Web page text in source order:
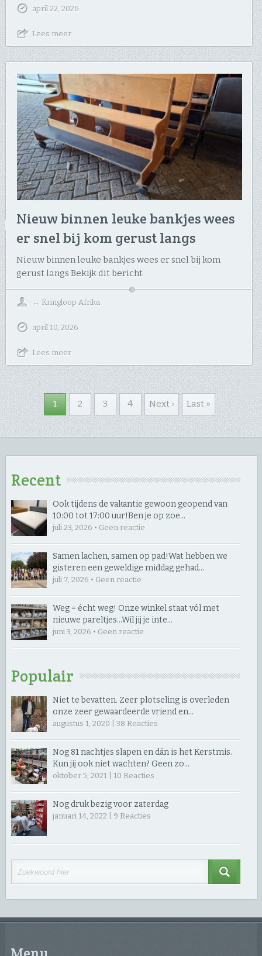
april 22, 2026
Lees meer
Nieuw binnen leuke bankjes wees
er snel bij kom gerust langs
Nieuw binnen leuke bankjes wees er snel bij kom
gerust langs Bekijk dit bericht
↔ Kringloop Afrika
april 10, 2026
Lees meer
1 2 3 4 Next › Last »
Recent
Ook tijdens de vakantie gewoon geopend van
10:00 tot 17:00 uur! ​Ben je op zoe…
juli 23, 2026 • Geen reactie
Samen lachen, samen op pad! ​Wat hebben we
gisteren een geweldige middag gehad…
juli 7, 2026 • Geen reactie
Weg = écht weg! Onze winkel staat vól met
nieuwe pareltjes… ​Wil jij je inte…
juni 3, 2026 • Geen reactie
Populair
Niet te bevatten. Zeer plotseling is overleden
onze zeer gewaardeerde vriend en…
augustus 1, 2020 | 38 Reacties
Nog 81 nachtjes slapen en dán is het Kerstmis.
Kun jij ook niet wachten? Geen zo…
oktober 5, 2021 | 10 Reacties
Nog druk bezig voor zaterdag
januari 14, 2022 | 9 Reacties